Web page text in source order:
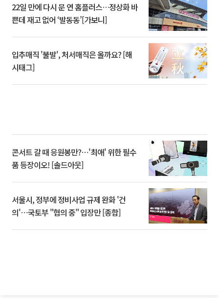
22일 만에 다시 문 연 홈플러스…정상화 바
쁜데 재고 없어 ‘발동동’[가보니]
입추매직 '불발', 처서매직은 올까요? [해
시태그]
콘서트 갈 때 응원봉만?⋯'최애' 위한 필수
품 등장이오! [솔드아웃]
서울시, 정부에 정비사업 규제 완화 '건
의'⋯국토부 "협의 중" 입장만 [종합]